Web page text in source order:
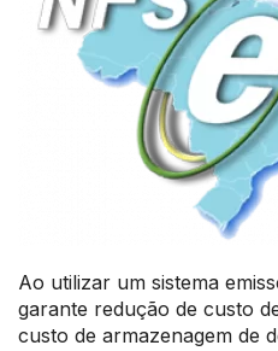
Ao utilizar um sistema
garante redução de custo
custo de armazenagem de